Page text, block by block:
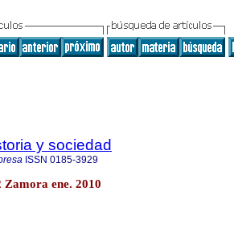
y sociedad
ISSN 0185-3929
Zamora ene. 2010